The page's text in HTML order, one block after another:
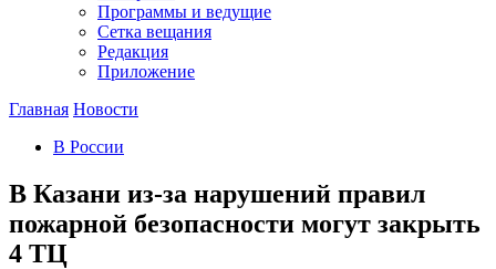
Программы и ведущие
Сетка вещания
Редакция
Приложение
Главная Новости
В России
В Казани из-за нарушений правил
пожарной безопасности могут закрыть
4 ТЦ